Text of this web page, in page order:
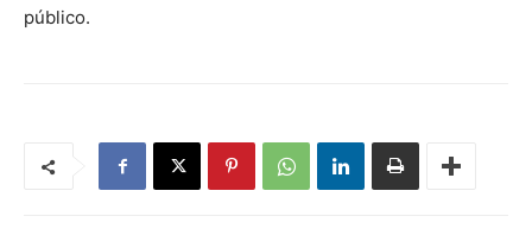
público.